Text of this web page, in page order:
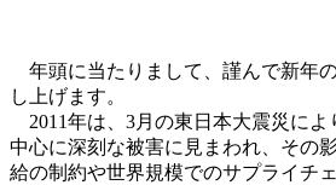
年頭に当たりまして、謹んで新年
し上げます。
2011年は、3月の東日本大震災によ
中心に深刻な被害に見まわれ、その
給の制約や世界規模でのサプライチ